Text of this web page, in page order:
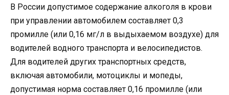
В России допустимое содержание алкоголя в крови
при управлении автомобилем составляет 0,3
промилле (или 0,16 мг/л в выдыхаемом воздухе) для
водителей водного транспорта и велосипедистов.
Для водителей других транспортных средств,
включая автомобили, мотоциклы и мопеды,
допустимая норма составляет 0,16 промилле (или